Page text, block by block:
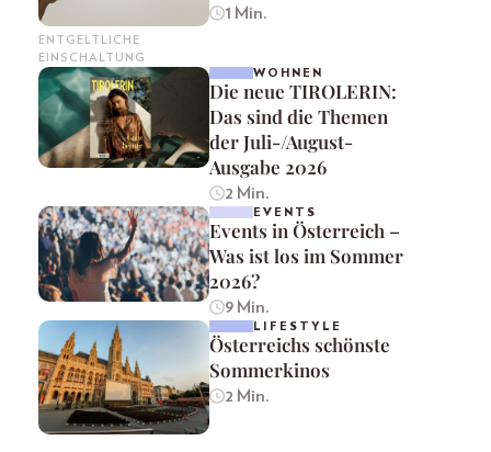
ENTGELTLICHE
EINSCHALTUNG
1 Min.
WOHNEN
Die neue TIROLERIN:
Das sind die Themen
der Juli-/August-
Ausgabe 2026
2 Min.
EVENTS
Events in Österreich –
Was ist los im Sommer
2026?
9 Min.
LIFESTYLE
Österreichs schönste
Sommerkinos
2 Min.